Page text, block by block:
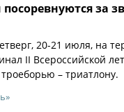
за
20-21 июля, на
II Всероссийской
– триатлону.